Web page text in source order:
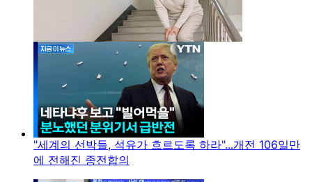
"세계의 선박들, 석유가 흐르도록 하라"...개전 106일만
에 전해진 종전합의